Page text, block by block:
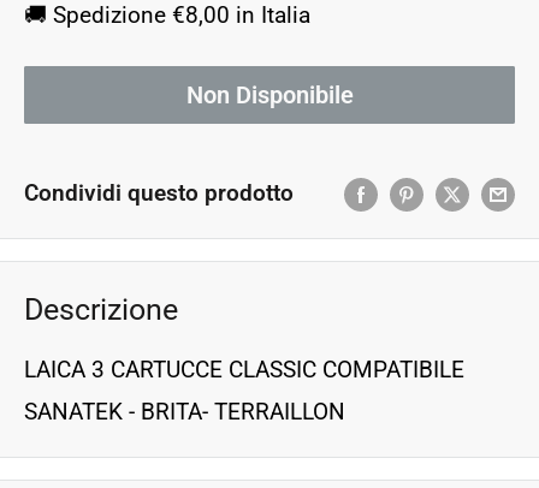
🚚 Spedizione €8,00 in Italia
Non Disponibile
Condividi questo prodotto
Descrizione
LAICA 3 CARTUCCE CLASSIC COMPATIBILE
SANATEK - BRITA- TERRAILLON